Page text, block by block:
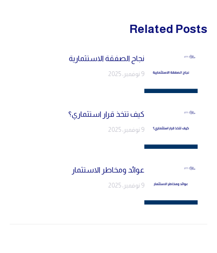
Related Posts
نجاح الصفقة الاستثمارية
9 نوفمبر، 2025
كيف تتخذ قرار استثماري؟
9 نوفمبر، 2025
عوائد ومخاطر الاستثمار
9 نوفمبر، 2025